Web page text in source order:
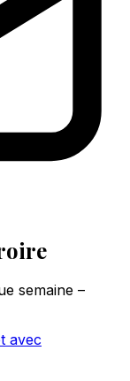
semaine –
avec